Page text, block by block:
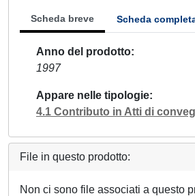
Scheda breve Scheda
Anno del prodotto
1997
Appare nelle tipologie
4.1 Contributo in Atti di
File in questo prodotto:
Non ci sono file associati a questo